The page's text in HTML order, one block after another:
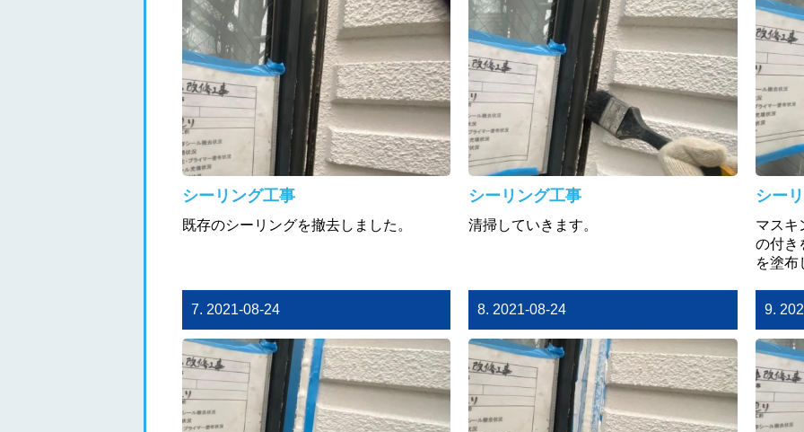
シーリング工事
既存のシーリングを撤去しました。
シーリング工事
清掃していきます。
シー
マスキ
の付き
を塗布
7. 2021-08-24 8. 2021-08-24 9.